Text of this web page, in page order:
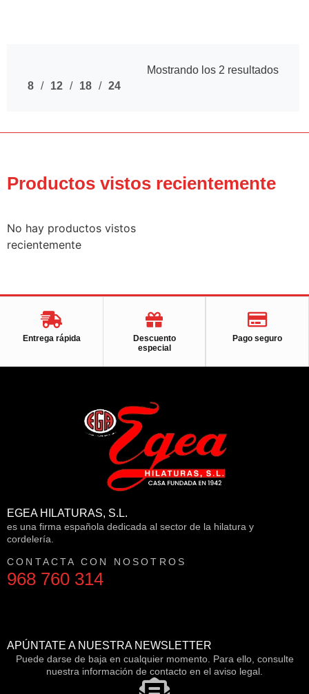
Mostrando los 2 resultados
8
12 18 24
Productos vistos recientemente
No hay productos vistos
recientemente
Entrega rápida
Descuento
especial
Pago seguro
EGEA HILATURAS, S.L.
es una firma española dedicada al sector de la hilatura y
cordelería.
CONTACTA CON NOSOTROS
968 760 314
APÚNTATE A NUESTRA NEWSLETTER
Puede darse de baja en cualquier momento. Para ello, consulte
nuestra información de contacto en el aviso legal.